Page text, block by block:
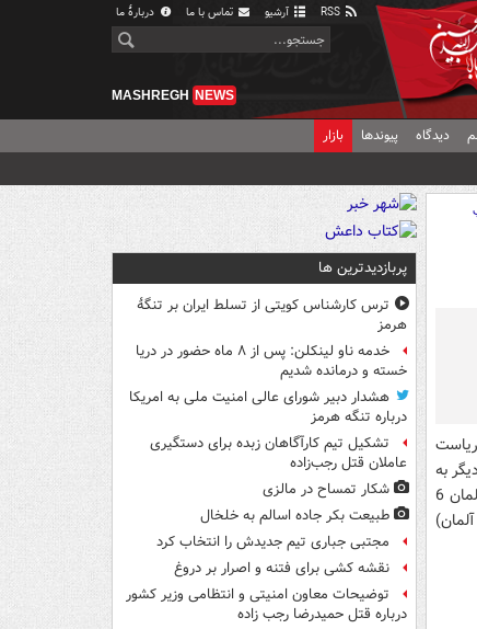
آرشیو تماس با ما دربارهٔ ما
MASHREGH NEWS
دیدگاه پیوندها بازار
ریاست
به
جز انگلیس تقریبا دست‌نخورده باقی مانده است، آمریکا، روسیه، چین، انگلیس، فرانسه و آلمان 6
آلمان)
پربازدیدترین ها
ترس کارشناس کویتی از تسلط ایران بر تنگۀ
هرمز
خدمه ناو لینکلن: پس از ۸ ماه حضور در دریا
خسته و درمانده‌ شدیم
هشدار دبیر شورای عالی امنیت ملی به امریکا
درباره تنگه هرمز
تشکیل تیم کارآگاهان زبده برای دستگیری
عاملان قتل رجب‌زاده
شکار تمساح در مالزی
طبیعت بکر جاده اسالم به خلخال
مجتبی جباری تیم جدیدش را انتخاب کرد
نقشه کشی برای فتنه و اصرار بر دروغ
توضیحات معاون امنیتی و انتظامی وزیر کشور
درباره قتل حمیدرضا رجب زاده